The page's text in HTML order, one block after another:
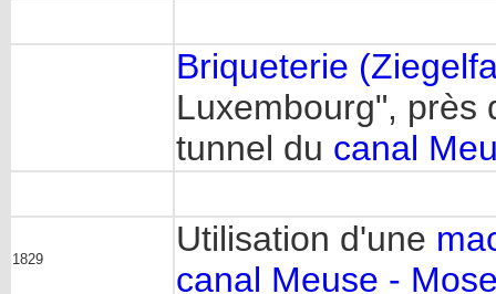
Briqueterie
Luxembourg", près
tunnel du canal
1829
Utilisation d'une
canal Meuse -